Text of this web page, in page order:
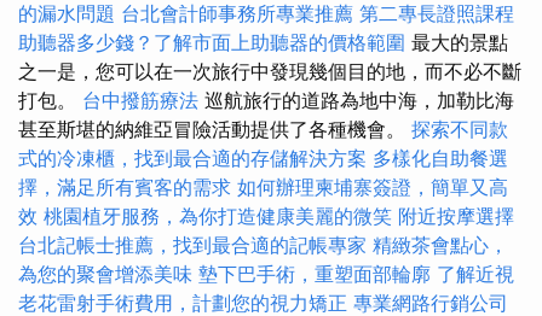
的漏水問題 台北會計師事務所專業推薦 第二專長證照課程
助聽器多少錢？了解市面上助聽器的價格範圍 最大的景點
之一是，您可以在一次旅行中發現幾個目的地，而不必不斷
打包。 台中撥筋療法 巡航旅行的道路為地中海，加勒比海
甚至斯堪的納維亞冒險活動提供了各種機會。 探索不同款
式的冷凍櫃，找到最合適的存儲解決方案 多樣化自助餐選
擇，滿足所有賓客的需求 如何辦理柬埔寨簽證，簡單又高
效 桃園植牙服務，為你打造健康美麗的微笑 附近按摩選擇
台北記帳士推薦，找到最合適的記帳專家 精緻茶會點心，
為您的聚會增添美味 墊下巴手術，重塑面部輪廓 了解近視
老花雷射手術費用，計劃您的視力矯正 專業網路行銷公司